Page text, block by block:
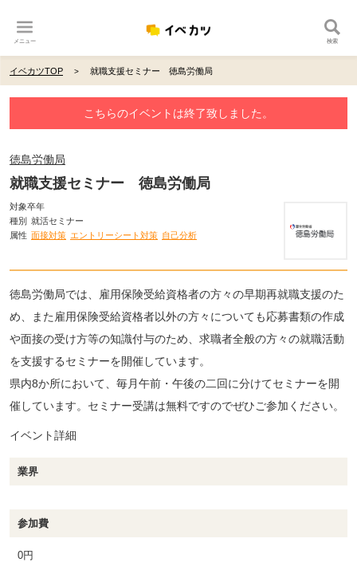
メニュー 検索
イベカツTOP 就職支援セミナー 徳島労働局
こちらのイベントは終了致しました。
徳島労働局
就職支援セミナー 徳島労働局
対象卒年
種別 就活セミナー
属性 面接対策 エントリーシート対策 自己分析
徳島労働局では、雇用保険受給資格者の方々の早期再就職支援のた
め、また雇用保険受給資格者以外の方々についても応募書類の作成
や面接の受け方等の知識付与のため、求職者全般の方々の就職活動
を支援するセミナーを開催しています。
県内8か所において、毎月午前・午後の二回に分けてセミナーを開
催しています。セミナー受講は無料ですのでぜひご参加ください。
イベント詳細
業界
参加費
0円